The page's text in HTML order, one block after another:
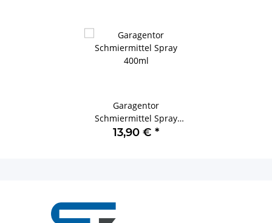
Garagentor
Schmiermittel Spray
400ml
13,90 € *